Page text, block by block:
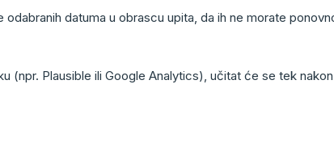
datuma u obrascu upita, da ih ne morate
(npr. Plausible ili Google Analytics), učitat će se tek